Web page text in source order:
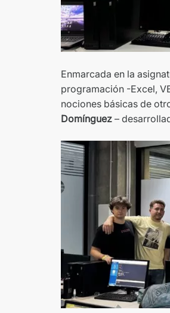
Enmarcada en la
programación -Excel,
nociones básicas de
Domínguez –